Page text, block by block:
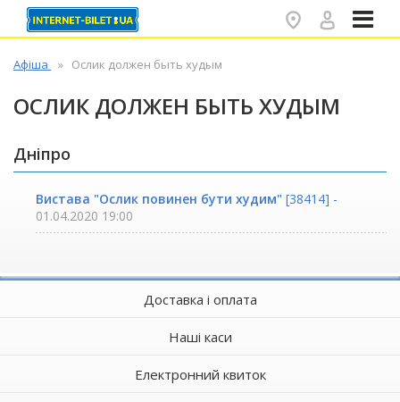
Афіша Ослик должен быть худым
ОСЛИК ДОЛЖЕН БЫТЬ ХУДЫМ
Дніпро
Вистава "Ослик повинен бути худим" [38414] -
01.04.2020 19:00
Доставка і оплата
Наші каси
Електронний квиток